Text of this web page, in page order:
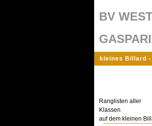
BV
kleines Billard
Ranglisten aller
Klassen
auf dem kleinen